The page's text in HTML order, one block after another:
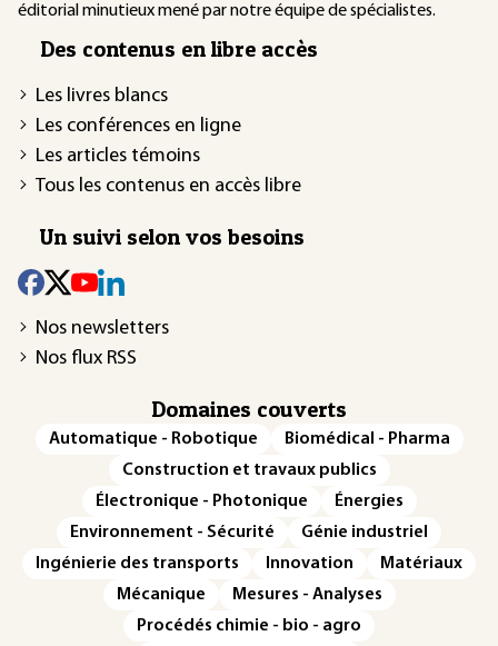
éditorial minutieux mené par notre équipe de spécialistes.
Des contenus en libre accès
Les livres blancs
Les conférences en ligne
Les articles témoins
Tous les contenus en accès libre
Un suivi selon vos besoins
Nos newsletters
Nos flux RSS
Domaines couverts
Automatique - Robotique
Biomédical - Pharma
Construction et travaux publics
Électronique - Photonique
Énergies
Environnement - Sécurité
Génie industriel
Ingénierie des transports
Innovation
Matériaux
Mécanique
Mesures - Analyses
Procédés chimie - bio - agro